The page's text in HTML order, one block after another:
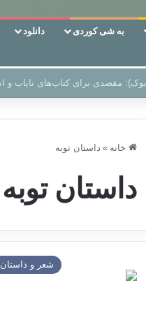
به شی کوردی دانلود
از راه خداست‌!
خانه » داستان توبه
داستان توبه
شعر و داستان